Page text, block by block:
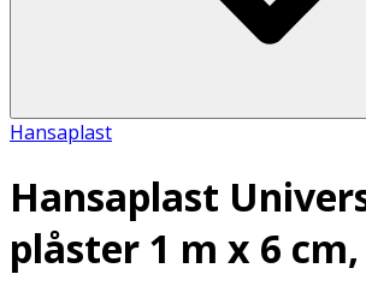
Hansaplast
Hansaplast
plåster 1 m x 6